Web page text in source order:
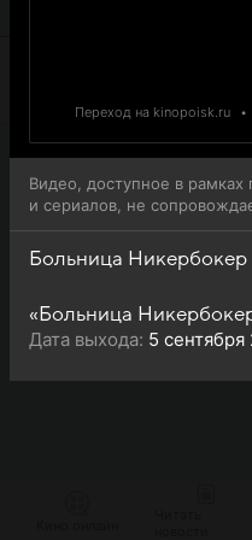
Переход на kinopoisk.ru •
Видео, доступное в рамках
и сериалов, не
Больница Никербокер
«Больница
Дата выхода: 5 сентября